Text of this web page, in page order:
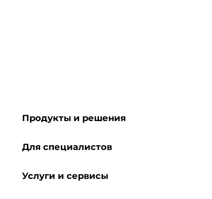
Продукты и решения
Для специалистов
Услуги и сервисы